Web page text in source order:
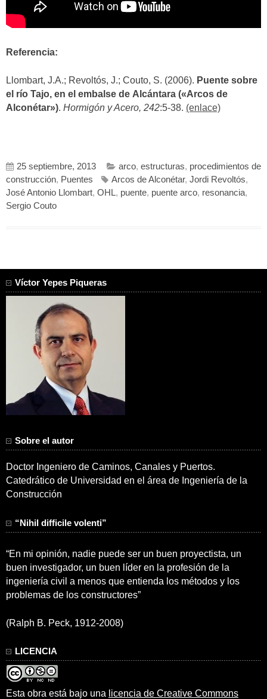
Referencia:
Llombart, J.A.; Revoltós, J.; Couto, S. (2006). Puente sobre
el río Tajo, en el embalse de Alcántara («Arcos de
Alconétar»). Hormigón y Acero, 242:5-38. (enlace)
25 septiembre, 2013 arco, estructuras, procedimientos de
construcción, Puentes Arcos de Alconétar, Jordi Revoltós,
José Antonio Llombart, OHL, puente, puente arco, resonancia,
Sergio Couto
Víctor Yepes Piqueras
Sobre el autor
Doctor Ingeniero de Caminos, Canales y Puertos.
Catedrático de Universidad en el área de Ingeniería de la
Construcción
“Nihil difficile volenti”
“En mi opinión, nadie puede ser un buen proyectista, un
buen investigador, un buen líder en la profesión de la
ingeniería civil a menos que entienda los métodos y los
problemas de los constructores”
(Ralph B. Peck, 1912-2008)
LICENCIA
Esta obra está bajo una licencia de Creative Commons